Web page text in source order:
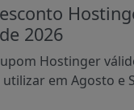
2026
Hostinger
em Agosto e